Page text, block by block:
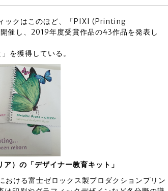
ックはこのほど、「PIXI (Printing
し、2019年度受賞作品の43作品を発表し
を獲得している。
）の「デザイナー教育キット」
おける富士ゼロックス製プロダクションプリン